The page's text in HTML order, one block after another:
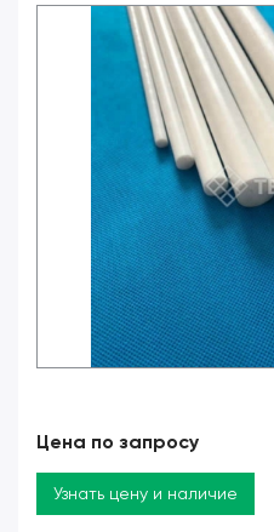
Цена по запросу
Узнать цену и наличие